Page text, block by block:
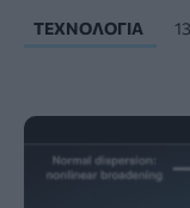
ΤΕΧΝΟΛΟΓΊΑ